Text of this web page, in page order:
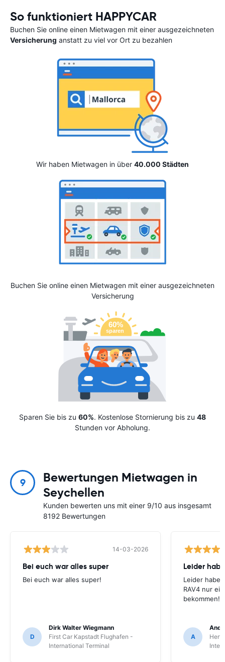
So funktioniert HAPPYCAR
Buchen Sie online einen Mietwagen mit einer ausgezeichneten
Versicherung anstatt zu viel vor Ort zu bezahlen
Wir haben Mietwagen in über 40.000 Städten
Buchen Sie online einen Mietwagen mit einer ausgezeichneten
Versicherung
Sparen Sie bis zu 60%. Kostenlose Stornierung bis zu 48
Stunden vor Abholung.
9
Bewertungen Mietwagen in
Seychellen
Kunden bewerten uns mit einer 9/10 aus insgesamt
8192 Bewertungen
14-03-2026
Bei euch war alles super
Bei euch war alles super!
D
Dirk Walter Wiegmann
First Car Kapstadt Flughafen -
International Terminal
Leider
Leider
RAV4 nur
bekommen!
A